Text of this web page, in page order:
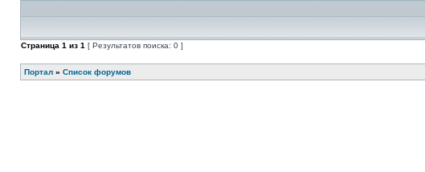
Страница 1 из 1 [ Результатов поиска: 0 ]
Портал » Список форумов